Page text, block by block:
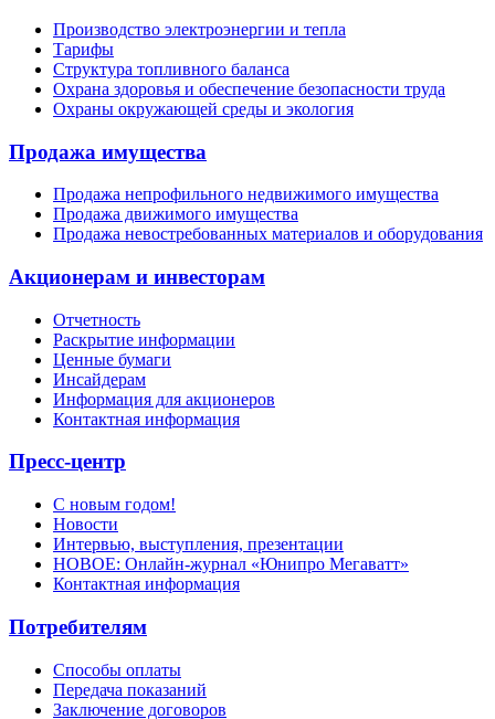
Производство электроэнергии и тепла
Тарифы
Структура топливного баланса
Охрана здоровья и обеспечение безопасности труда
Охраны окружающей среды и экология
Продажа имущества
Продажа непрофильного недвижимого имущества
Продажа движимого имущества
Продажа невостребованных материалов и оборудования
Акционерам и инвесторам
Отчетность
Раскрытие информации
Ценные бумаги
Инсайдерам
Информация для акционеров
Контактная информация
Пресс-центр
С новым годом!
Новости
Интервью, выступления, презентации
НОВОЕ: Онлайн-журнал «Юнипро Мегаватт»
Контактная информация
Потребителям
Способы оплаты
Передача показаний
Заключение договоров